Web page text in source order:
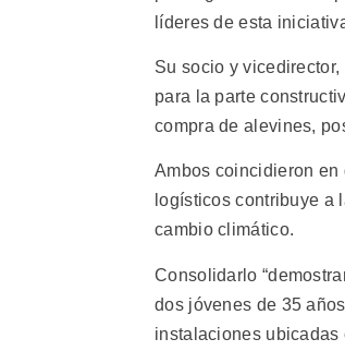
líderes de esta
Su socio y
para la parte
compra de alevines,
Ambos coincidieron en
logísticos contribuye a
cambio climático.
Consolidarlo
dos jóvenes de 35
instalaciones ubicadas